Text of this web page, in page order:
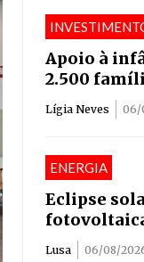
Apoio à
2.500
Lígia Neves 06/
ENERGIA
Eclipse
Lusa 06/08/